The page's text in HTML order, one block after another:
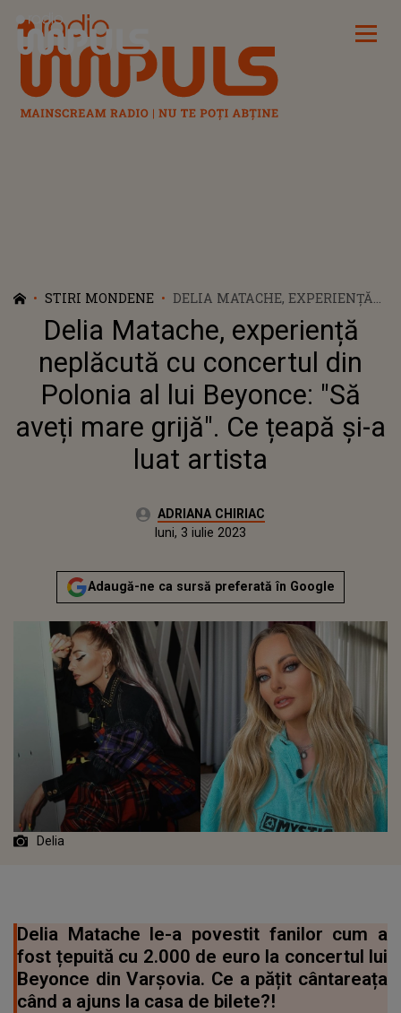
Radio Impuls
STIRI MONDENE
DELIA MATACHE, EXPERIENȚĂ
NEPLĂCUTĂ CU CONCERTUL
DIN POLONIA AL LUI BEYONCE:
"SĂ AVEȚI MARE GRIJĂ". CE
ȚEAPĂ ȘI-A LUAT ARTISTA
Delia Matache, experiență
neplăcută cu concertul din
Polonia al lui Beyonce: "Să
aveți mare grijă". Ce țeapă și-a
luat artista
Autor:ADRIANA CHIRIAC
Publicat:
luni, 3 iulie 2023
Adaugă-ne ca sursă preferată în Google
Delia
Delia Matache le-a povestit fanilor cum a
fost țepuită cu 2.000 de euro la concertul lui
Beyonce din Varșovia. Ce a pățit cântareața
când a ajuns la casa de bilete?!